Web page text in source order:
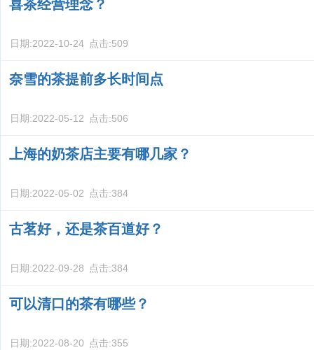
喜茶经营理念？
日期:2022-10-24 点击:509
奈雪的茶提前多长时间点
日期:2022-05-12 点击:506
上海的奶茶店主要有哪几家？
日期:2022-05-02 点击:384
古茗好，还是茶百道好？
日期:2022-09-28 点击:384
可以清口的茶有哪些？
日期:2022-08-20 点击:355